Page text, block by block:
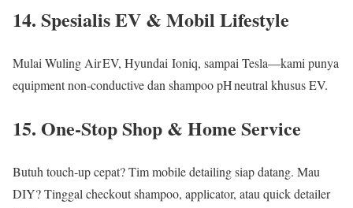
14. Spesialis EV & Mobil Lifestyle
Mulai Wuling Air EV, Hyundai Ioniq, sampai Tesla—kami punya
equipment non‑conductive dan shampoo pH neutral khusus EV.
15. One‑Stop Shop & Home Service
Butuh touch‑up cepat? Tim mobile detailing siap datang. Mau
DIY? Tinggal checkout shampoo, applicator, atau quick detailer